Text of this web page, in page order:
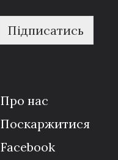
Підписатись
Про нас
Поскаржитися
Facebook